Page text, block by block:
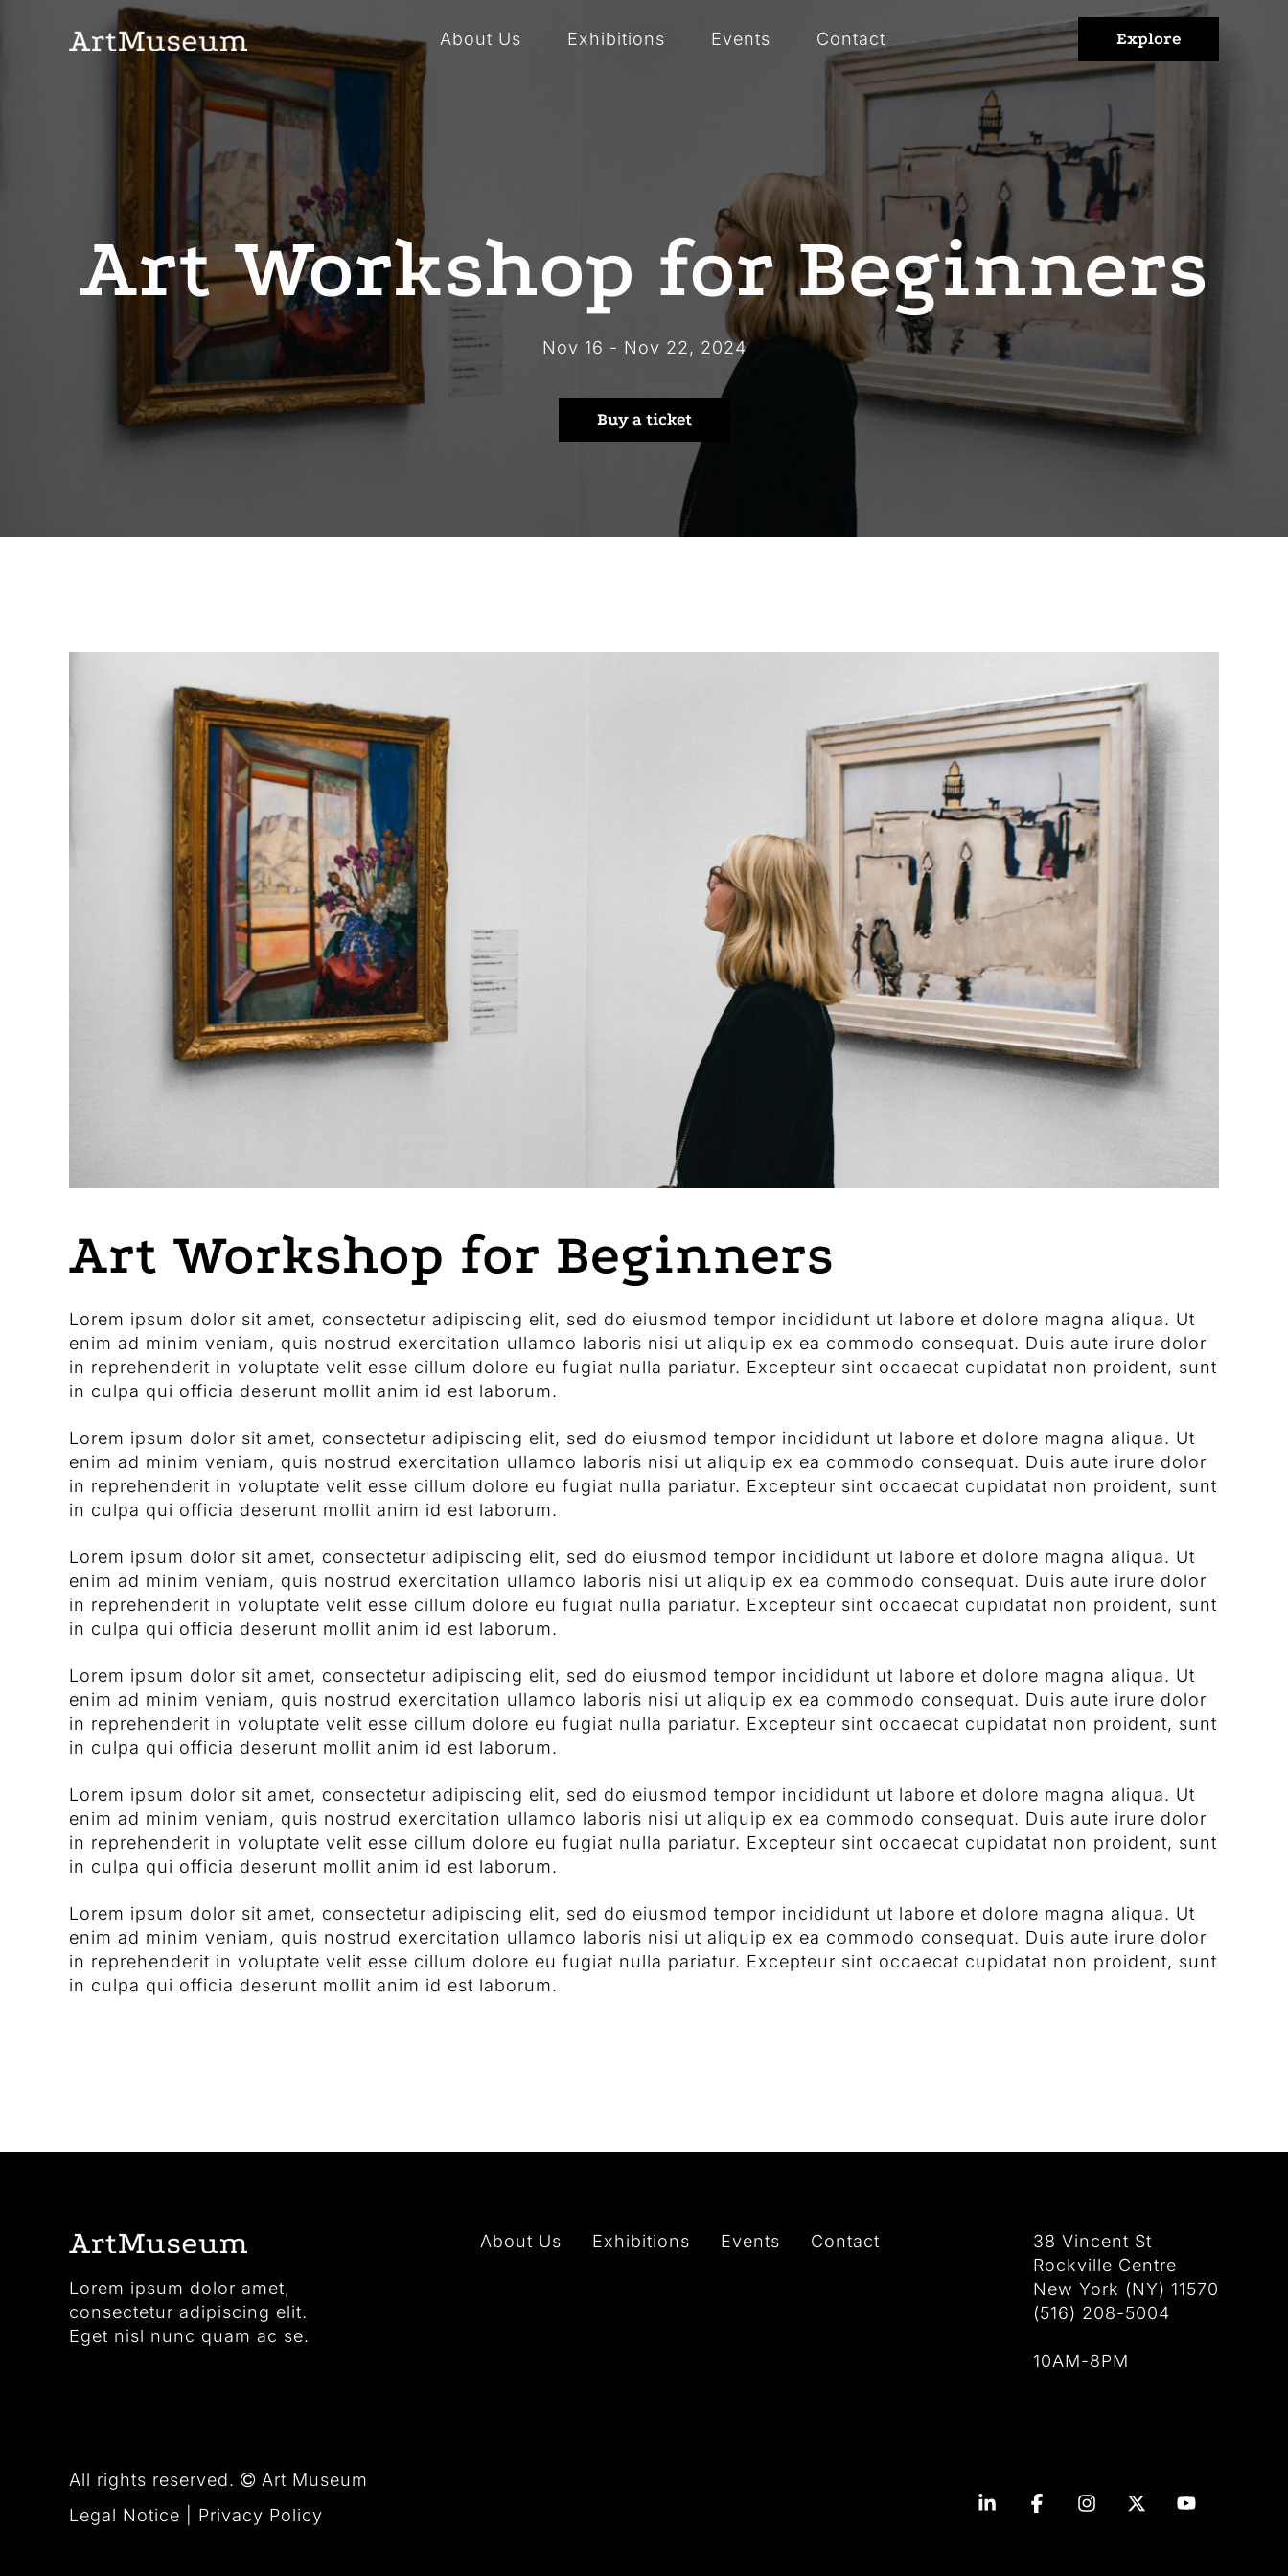
About Us Exhibitions Events Contact Explore
Art Workshop for Beginners
Nov 16 - Nov 22, 2024
Buy a ticket
Art Workshop for Beginners
Lorem ipsum dolor sit amet, consectetur adipiscing elit, sed do eiusmod tempor incididunt ut labore et dolore magna aliqua. Ut
enim ad minim veniam, quis nostrud exercitation ullamco laboris nisi ut aliquip ex ea commodo consequat. Duis aute irure dolor
in reprehenderit in voluptate velit esse cillum dolore eu fugiat nulla pariatur. Excepteur sint occaecat cupidatat non proident, sunt
in culpa qui officia deserunt mollit anim id est laborum.
Lorem ipsum dolor sit amet, consectetur adipiscing elit, sed do eiusmod tempor incididunt ut labore et dolore magna aliqua. Ut
enim ad minim veniam, quis nostrud exercitation ullamco laboris nisi ut aliquip ex ea commodo consequat. Duis aute irure dolor
in reprehenderit in voluptate velit esse cillum dolore eu fugiat nulla pariatur. Excepteur sint occaecat cupidatat non proident, sunt
in culpa qui officia deserunt mollit anim id est laborum.
Lorem ipsum dolor sit amet, consectetur adipiscing elit, sed do eiusmod tempor incididunt ut labore et dolore magna aliqua. Ut
enim ad minim veniam, quis nostrud exercitation ullamco laboris nisi ut aliquip ex ea commodo consequat. Duis aute irure dolor
in reprehenderit in voluptate velit esse cillum dolore eu fugiat nulla pariatur. Excepteur sint occaecat cupidatat non proident, sunt
in culpa qui officia deserunt mollit anim id est laborum.
Lorem ipsum dolor sit amet, consectetur adipiscing elit, sed do eiusmod tempor incididunt ut labore et dolore magna aliqua. Ut
enim ad minim veniam, quis nostrud exercitation ullamco laboris nisi ut aliquip ex ea commodo consequat. Duis aute irure dolor
in reprehenderit in voluptate velit esse cillum dolore eu fugiat nulla pariatur. Excepteur sint occaecat cupidatat non proident, sunt
in culpa qui officia deserunt mollit anim id est laborum.
Lorem ipsum dolor sit amet, consectetur adipiscing elit, sed do eiusmod tempor incididunt ut labore et dolore magna aliqua. Ut
enim ad minim veniam, quis nostrud exercitation ullamco laboris nisi ut aliquip ex ea commodo consequat. Duis aute irure dolor
in reprehenderit in voluptate velit esse cillum dolore eu fugiat nulla pariatur. Excepteur sint occaecat cupidatat non proident, sunt
in culpa qui officia deserunt mollit anim id est laborum.
Lorem ipsum dolor sit amet, consectetur adipiscing elit, sed do eiusmod tempor incididunt ut labore et dolore magna aliqua. Ut
enim ad minim veniam, quis nostrud exercitation ullamco laboris nisi ut aliquip ex ea commodo consequat. Duis aute irure dolor
in reprehenderit in voluptate velit esse cillum dolore eu fugiat nulla pariatur. Excepteur sint occaecat cupidatat non proident, sunt
in culpa qui officia deserunt mollit anim id est laborum.
Lorem ipsum dolor amet,
consectetur adipiscing elit.
Eget nisl nunc quam ac se.
About Us Exhibitions Events Contact
38 Vincent St
Rockville Centre
New York (NY) 11570
(516) 208-5004
10AM-8PM
All rights reserved.
Art Museum
Legal Notice
Privacy Policy